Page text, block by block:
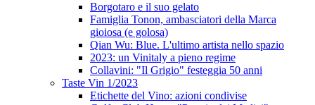
Borgotaro e il suo gelato
Famiglia Tonon, ambasciatori della Marca
gioiosa (e golosa)
Qian Wu: Blue. L'ultimo artista nello spazio
2023: un Vinitaly a pieno regime
Collavini: "Il Grigio" festeggia 50 anni
Taste Vin 1/2023
Etichette del Vino: azioni condivise